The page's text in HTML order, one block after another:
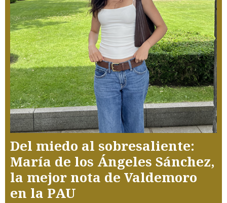
Del miedo al sobresaliente:
María de los Ángeles Sánchez,
la mejor nota de Valdemoro
en la PAU